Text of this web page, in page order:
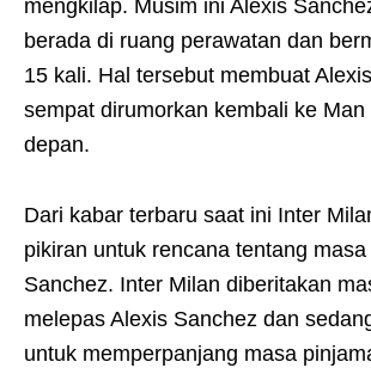
mengkilap. Musim ini Alexis
berada di ruang perawatan dan
15 kali. Hal tersebut membuat
sempat dirumorkan kembali ke
depan.
Dari kabar terbaru saat ini Inter
pikiran untuk rencana tentang
Sanchez. Inter Milan diberitakan
melepas Alexis Sanchez dan
untuk memperpanjang masa